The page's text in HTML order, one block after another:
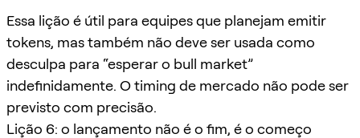
Essa lição é útil para equipes que planejam emitir
tokens, mas também não deve ser usada como
desculpa para “esperar o bull market”
indefinidamente. O timing de mercado não pode ser
previsto com precisão.
Lição 6: o lançamento não é o fim, é o começo